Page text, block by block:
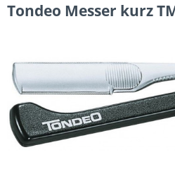
Tondeo Messer kurz